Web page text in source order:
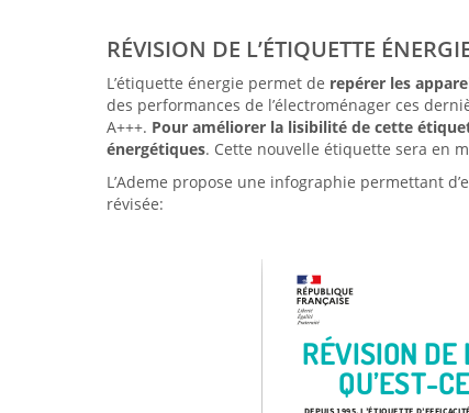
RÉVISION DE L’ÉTIQUETTE
L’étiquette énergie permet de repérer les
des performances de l’électroménager ces
A+++. Pour améliorer la lisibilité de cette
énergétiques. Cette nouvelle étiquette sera en
L’Ademe propose une infographie permettant
révisée: